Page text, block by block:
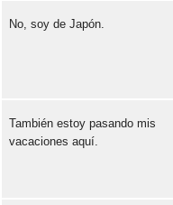
No, soy de Japón.
También estoy pasando mis
vacaciones aquí.